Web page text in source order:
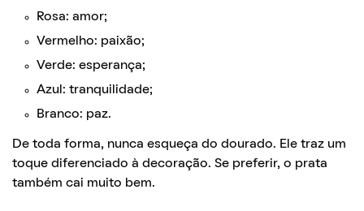
Rosa: amor;
Vermelho: paixão;
Verde: esperança;
Azul: tranquilidade;
Branco: paz.
De toda forma, nunca esqueça do dourado. Ele traz um
toque diferenciado à decoração. Se preferir, o prata
também cai muito bem.